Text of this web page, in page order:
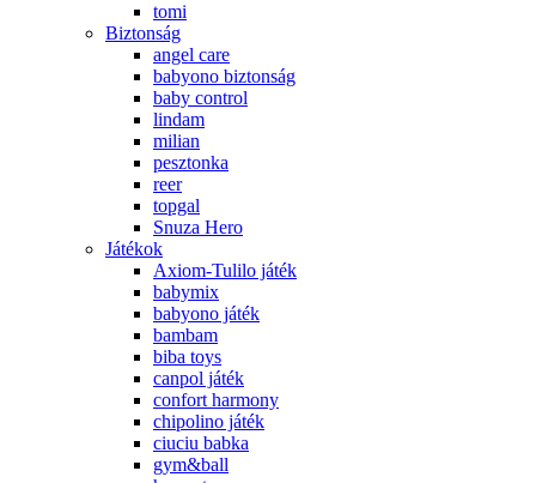
tomi
Biztonság
angel care
babyono biztonság
baby control
lindam
milian
pesztonka
reer
topgal
Snuza Hero
Játékok
Axiom-Tulilo játék
babymix
babyono játék
bambam
biba toys
canpol játék
confort harmony
chipolino játék
ciuciu babka
gym&ball